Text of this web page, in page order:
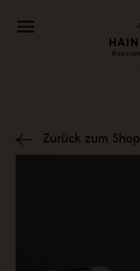
InhaltMenü
Zurück zum Shop